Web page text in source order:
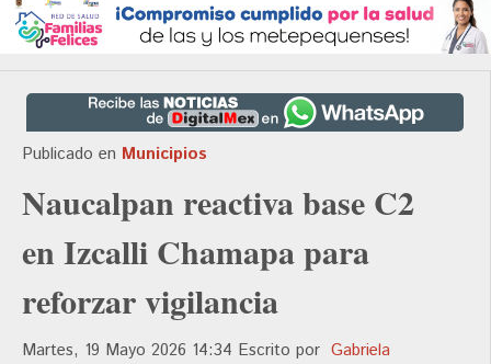
Publicado en Municipios
Naucalpan reactiva base C2
en Izcalli Chamapa para
reforzar vigilancia
Martes, 19 Mayo 2026 14:34 Escrito por Gabriela